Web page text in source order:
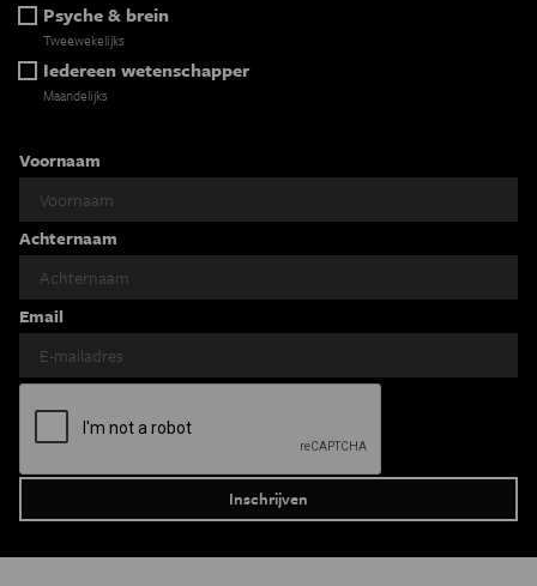
Psyche & brein
Tweewekelijks
Iedereen wetenschapper
Maandelijks
Voornaam
Achternaam
Email